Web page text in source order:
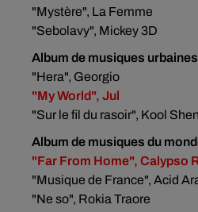
"Mystère", La Femme
"Sebolavy", Mickey 3D
Album de musiques urbaines
"Hera", Georgio
"My World", Jul
"Sur le fil du rasoir", Kool Shen
Album de musiques du
"Far From Home", Calypso
"Musique de France", Acid
"Ne so", Rokia Traore